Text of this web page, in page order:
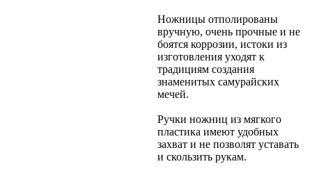
Ножницы отполированы
вручную, очень прочные и не
боятся коррозии, истоки из
изготовления уходят к
традициям создания
знаменитых самурайских
мечей.
Ручки ножниц из мягкого
пластика имеют удобных
захват и не позволят уставать
и скользить рукам.